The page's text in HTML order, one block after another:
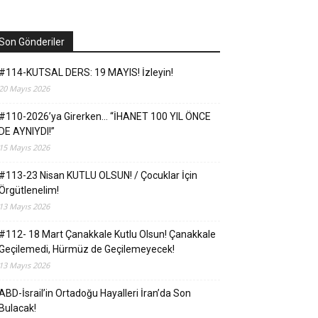
Gönderiler
KUTSAL DERS: 19 MAYIS! İzleyin!
Mayıs 2026
2026’ya Girerken… “İHANET 100 YIL ÖNCE
AYNIYDI!”
Mayıs 2026
23 Nisan KUTLU OLSUN! / Çocuklar İçin
Mayıs 2026
18 Mart Çanakkale Kutlu Olsun! Çanakkale
Hürmüz de Geçilemeyecek!
Mayıs 2026
İsrail’in Ortadoğu Hayalleri İran’da Son